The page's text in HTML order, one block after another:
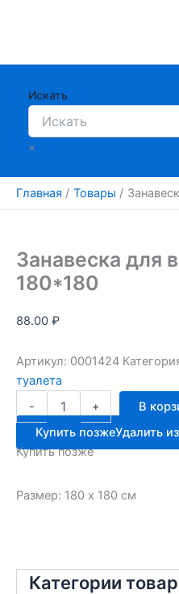
Искать
×
Главная Товары
Категории
Занавеска для
180*180
88.00 ₽
Артикул: 0001424
туалета
-
Количество
товара
Занавеска
для
ванны
180*180
+
В
Купить позжеУдалить
Купить позже
Размер: 180 х 180 см